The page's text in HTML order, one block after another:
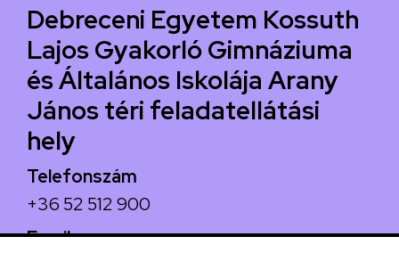
Debreceni Egyetem Kossuth
Lajos Gyakorló Gimnáziuma
és Általános Iskolája Arany
János téri feladatellátási
hely
Telefonszám
+36 52 512 900
Email